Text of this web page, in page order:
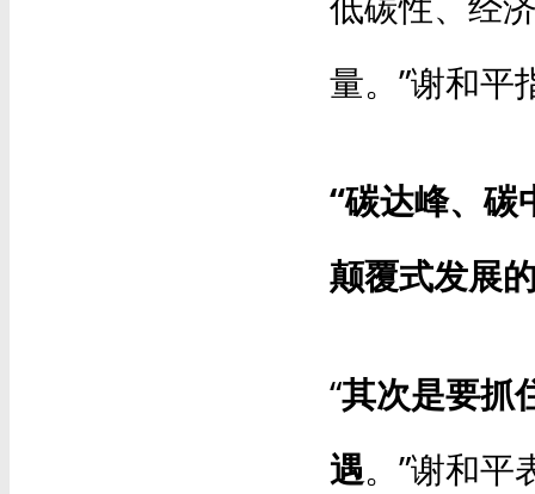
量。”谢和平
“碳达峰、碳
颠覆式发展
“其次是要抓
遇。”谢和平